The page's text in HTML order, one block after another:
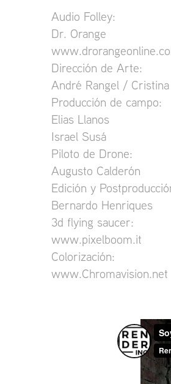
Audio Folley:
Dr. Orange
Dirección de Arte:
André Rangel / Cristina
Producción de campo:
Elias Llanos
Israel Susá
Piloto de Drone:
Augusto Calderón
Edición y
Bernardo Henriques
3d flying saucer:
www.pixelboom.it
Colorización:
www.Chromavision.net